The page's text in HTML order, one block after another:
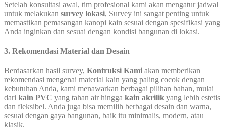
Setelah konsultasi awal, tim profesional kami akan mengatur jadwal
untuk melakukan survey lokasi, Survey ini sangat penting untuk
memastikan pemasangan kanopi kain sesuai dengan spesifikasi yang
Anda inginkan dan sesuai dengan kondisi bangunan di lokasi.
3. Rekomendasi Material dan Desain
Berdasarkan hasil survey, Kontruksi Kami akan memberikan
rekomendasi mengenai material kain yang paling cocok dengan
kebutuhan Anda, kami menawarkan berbagai pilihan bahan, mulai
dari kain PVC yang tahan air hingga kain akrilik yang lebih estetis
dan fleksibel. Anda juga bisa memilih berbagai desain dan warna,
sesuai dengan gaya bangunan, baik itu minimalis, modern, atau
klasik.